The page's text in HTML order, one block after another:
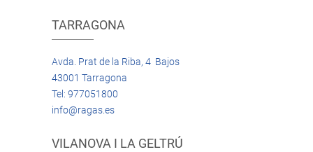
TARRAGONA
Avda. Prat de la Riba, 4 Bajos
43001 Tarragona
Tel: 977051800
info@ragas.es
VILANOVA I LA GELTRÚ